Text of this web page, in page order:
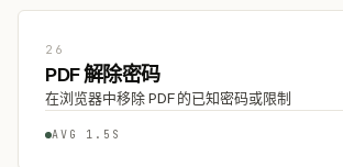
26
PDF 解除密码
在浏览器中移除 PDF 的已知密码或限制
AVG 1.5S